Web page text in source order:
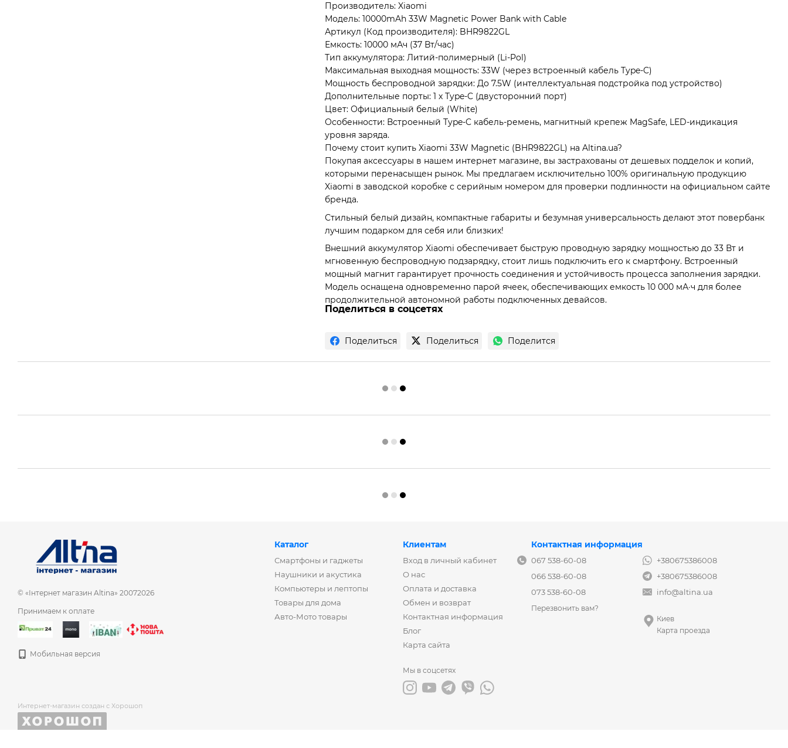
Производитель: Xiaomi
Модель: 10000mAh 33W Magnetic Power Bank with Cable
Артикул (Код производителя): BHR9822GL
Емкость: 10000 мАч (37 Вт/час)
Тип аккумулятора: Литий-полимерный (Li-Pol)
Максимальная выходная мощность: 33W (через встроенный кабель Type-C)
Мощность беспроводной зарядки: До 7.5W (интеллектуальная подстройка под устройство)
Дополнительные порты: 1 х Type-C (двусторонний порт)
Цвет: Официальный белый (White)
Особенности: Встроенный Type-C кабель-ремень, магнитный крепеж MagSafe, LED-индикация
уровня заряда.
Почему стоит купить Xiaomi 33W Magnetic (BHR9822GL) на Altina.ua?
Покупая аксессуары в нашем интернет магазине, вы застрахованы от дешевых подделок и копий,
которыми перенасыщен рынок. Мы предлагаем исключительно 100% оригинальную продукцию
Xiaomi в заводской коробке с серийным номером для проверки подлинности на официальном сайте
бренда.
Стильный белый дизайн, компактные габариты и безумная универсальность делают этот повербанк
лучшим подарком для себя или близких!
Внешний аккумулятор Xiaomi обеспечивает быструю проводную зарядку мощностью до 33 Вт и
мгновенную беспроводную подзарядку, стоит лишь подключить его к смартфону. Встроенный
мощный магнит гарантирует прочность соединения и устойчивость процесса заполнения зарядки.
Модель оснащена одновременно парой ячеек, обеспечивающих емкость 10 000 мА·ч для более
продолжительной автономной работы подключенных девайсов.
Поделиться в соцсетях
Поделиться Поделиться Поделится
© «Інтернет магазин Altina» 20072026
Принимаем к оплате
Мобильная версия
Интернет-магазин создан с Хорошоп
Каталог
Смартфоны и гаджеты
Наушники и акустика
Компьютеры и лептопы
Товары для дома
Авто-Мото товары
Клиентам
Вход в личный кабинет
О нас
Оплата и доставка
Обмен и возврат
Контактная информация
Блог
Карта сайта
Мы в соцсетях
Контактная информация
067 538-60-08
066 538-60-08
073 538-60-08
Перезвонить вам?
+380675386008
+380675386008
info@altina.ua
Киев
Карта проезда